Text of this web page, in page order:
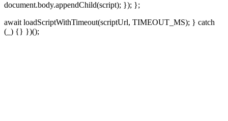
document.body.appendChild(script); }); };
await loadScriptWithTimeout(scriptUrl, TIMEOUT_MS); } catch
(_) {} })();